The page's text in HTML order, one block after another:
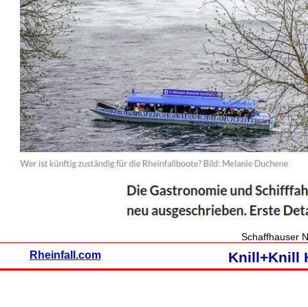
Schaffhauser
Rheinfall.com Knill+Knill